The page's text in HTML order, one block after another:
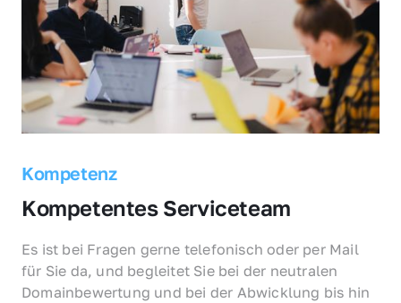
Kompetenz
Kompetentes Serviceteam
Es ist bei Fragen gerne telefonisch oder per Mail
für Sie da, und begleitet Sie bei der neutralen
Domainbewertung und bei der Abwicklung bis hin